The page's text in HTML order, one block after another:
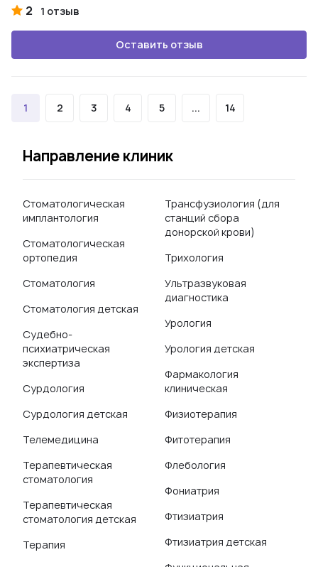
2 1 отзыв
Оставить отзыв
1 2 3 4 5 ... 14
Направление клиник
Стоматологическая
имплантология
Стоматологическая
ортопедия
Стоматология
Стоматология детская
Судебно-
психиатрическая
экспертиза
Сурдология
Сурдология детская
Телемедицина
Терапевтическая
стоматология
Терапевтическая
стоматология детская
Терапия
Трансфузиология (для
станций сбора
донорской крови)
Трихология
Ультразвуковая
диагностика
Урология
Урология детская
Фармакология
клиническая
Физиотерапия
Фитотерапия
Флебология
Фониатрия
Фтизиатрия
Фтизиатрия детская